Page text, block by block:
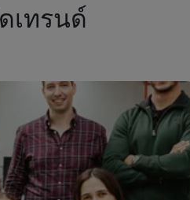
เทรนด์